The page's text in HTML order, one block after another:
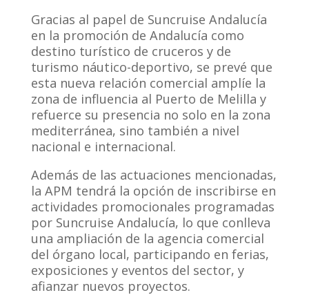
Gracias al papel de Suncruise Andalucía
en la promoción de Andalucía como
destino turístico de cruceros y de
turismo náutico-deportivo, se prevé que
esta nueva relación comercial amplíe la
zona de influencia al Puerto de Melilla y
refuerce su presencia no solo en la zona
mediterránea, sino también a nivel
nacional e internacional.
Además de las actuaciones mencionadas,
la APM tendrá la opción de inscribirse en
actividades promocionales programadas
por Suncruise Andalucía, lo que conlleva
una ampliación de la agencia comercial
del órgano local, participando en ferias,
exposiciones y eventos del sector, y
afianzar nuevos proyectos.